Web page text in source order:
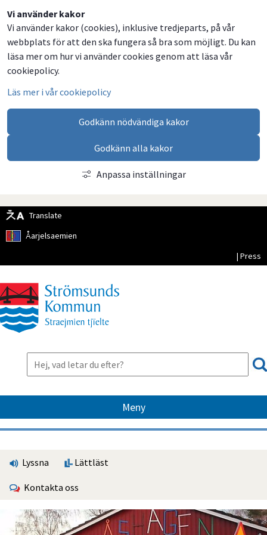
Vi använder kakor
Vi använder kakor (cookies), inklusive tredjeparts, på vår
webbplats för att den ska fungera så bra som möjligt. Du kan
läsa mer om hur vi använder cookies genom att läsa vår
cookiepolicy.
Läs mer i vår cookiepolicy
Godkänn nödvändiga kakor
Godkänn alla kakor
Anpassa inställningar
Translate
Åarjelsaemien
| Press
Meny
Lyssna Lättläst
Kontakta oss
Dela
på
Facebook
Dela
på
Twitter
Dela
på
LinkedIn
Dela
via
email